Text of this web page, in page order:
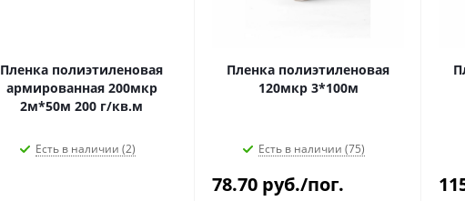
Пленка полиэтиленовая
армированная 200мкр
2м*50м 200 г/кв.м
Есть в наличии (2)
Пленка полиэтиленовая
120мкр 3*100м
Есть в наличии (75)
78.70 руб./пог.